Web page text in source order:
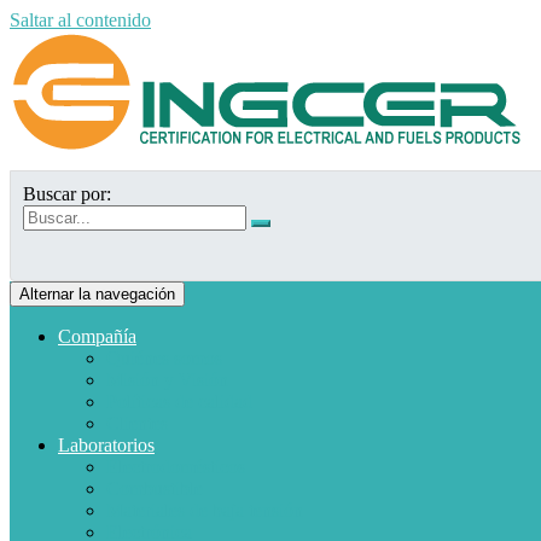
Saltar al contenido
Buscar por:
Alternar la navegación
Compañía
Laboratorios